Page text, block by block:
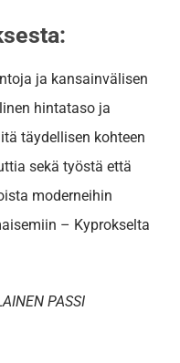
ja kansainvälisen
hintataso ja
täydellisen kohteen
sekä työstä että
moderneihin
– Kyprokselta
PASSI